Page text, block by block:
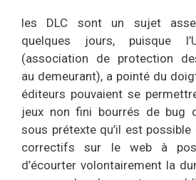
les DLC sont un sujet
quelques jours, puisque
(association de protection
au demeurant), a pointé du
éditeurs pouvaient se
jeux non fini bourrés de bug
sous prétexte qu’il est
correctifs sur le web à
d’écourter volontairement la